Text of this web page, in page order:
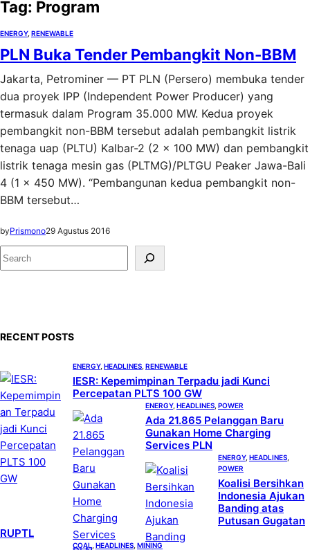
Tag: Program
ENERGY, RENEWABLE
PLN Buka Tender Pembangkit Non-BBM
Jakarta, Petrominer — PT PLN (Persero) membuka tender
dua proyek IPP (Independent Power Producer) yang
termasuk dalam Program 35.000 MW. Kedua proyek
pembangkit non-BBM tersebut adalah pembangkit listrik
tenaga uap (PLTU) Kalbar-2 (2 x 100 MW) dan pembangkit
listrik tenaga mesin gas (PLTMG)/PLTGU Peaker Jawa-Bali
4 (1 x 450 MW). “Pembangunan kedua pembangkit non-
BBM tersebut…
byPrismono29 Agustus 2016
S
e
RECENT POSTS
ENERGY, HEADLINES RENEWABLE
IESR: Kepemimpinan Terpadu jadi Kunci
Percepatan PLTS 100 GW
ENERGY, HEADLINES POWER
Ada 21.865 Pelanggan Baru
Gunakan Home Charging
Services PLN
ENERGY, HEADLINES
POWER
Koalisi Bersihkan
Indonesia Ajukan
Banding atas
Putusan Gugatan
RUPTL
COAL HEADLINES MINING